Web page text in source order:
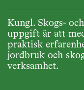
Kungl. Skogs-
uppgift är att
praktisk
jordbruk och
verksamhet.